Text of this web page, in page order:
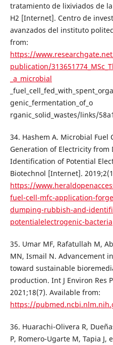
tratamiento de lixiviados de
H2 [Internet]. Centro de
avanzados del instituto
from:
https://
publication/
_a_microbial
genic_fermentation_of_o
rganic_solid_wastes/links/
34. Hashem A. Microbial Fuel
Generation of Electricity
Identification of Potential
Biotechnol [Internet].
https://
fuel-cell-mfc-application-
dumping-rubbish-and-
potentialelectrogenic-bacteria
35. Umar MF, Rafatullah M,
MN, Ismail N. Advancement
toward sustainable
production. Int J Environ Res
2021;18(7). Available from:
https://
36. Huarachi-Olivera R,
P, Romero-Ugarte M, Tapia